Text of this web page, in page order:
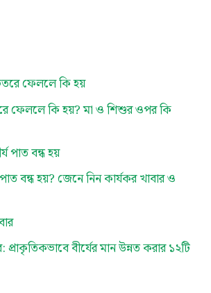
ফেললে কি হয়? মা ও শিশুর ওপর কি
বন্ধ হয়? জেনে নিন কার্যকর খাবার ও
প্রাকৃতিকভাবে বীর্যের মান উন্নত করার ১২টি